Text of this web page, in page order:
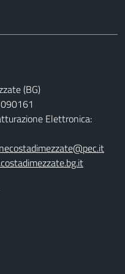
(BG)
Elettronica: